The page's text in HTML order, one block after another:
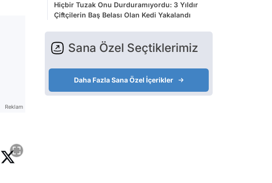
Reklam
Hiçbir Tuzak Onu Durduramıyordu: 3 Yıldır
Çiftçilerin Baş Belası Olan Kedi Yakalandı
Sana Özel Seçtiklerimiz
Daha Fazla Sana Özel İçerikler